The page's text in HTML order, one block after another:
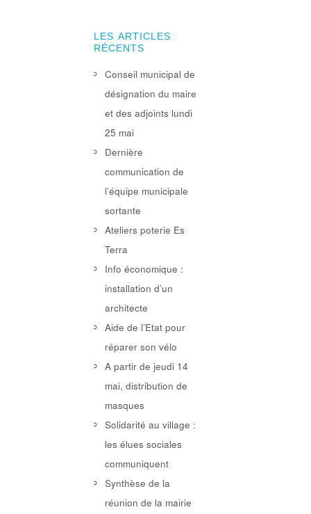
LES ARTICLES
RÉCENTS
Conseil municipal de
désignation du maire
et des adjoints lundi
25 mai
Dernière
communication de
l’équipe municipale
sortante
Ateliers poterie Es
Terra
Info économique :
installation d’un
architecte
Aide de l’Etat pour
réparer son vélo
A partir de jeudi 14
mai, distribution de
masques
Solidarité au village :
les élues sociales
communiquent
Synthèse de la
réunion de la mairie